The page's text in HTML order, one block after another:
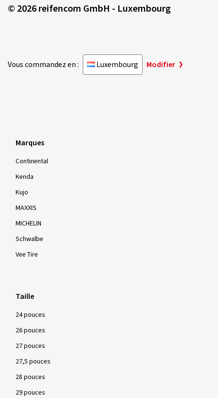
© 2026 reifencom GmbH - Luxembourg
Vous commandez en : Luxembourg Modifier
Marques
Continental
Kenda
Kujo
MAXXIS
MICHELIN
Schwalbe
Vee Tire
Taille
24 pouces
26 pouces
27 pouces
27,5 pouces
28 pouces
29 pouces